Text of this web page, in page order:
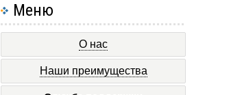
Меню
О нас
Наши преимущества